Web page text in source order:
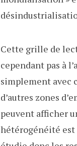
Cette grille de
cependant pas à
simplement avec
d’autres zones
peuvent afficher
hétérogénéité est